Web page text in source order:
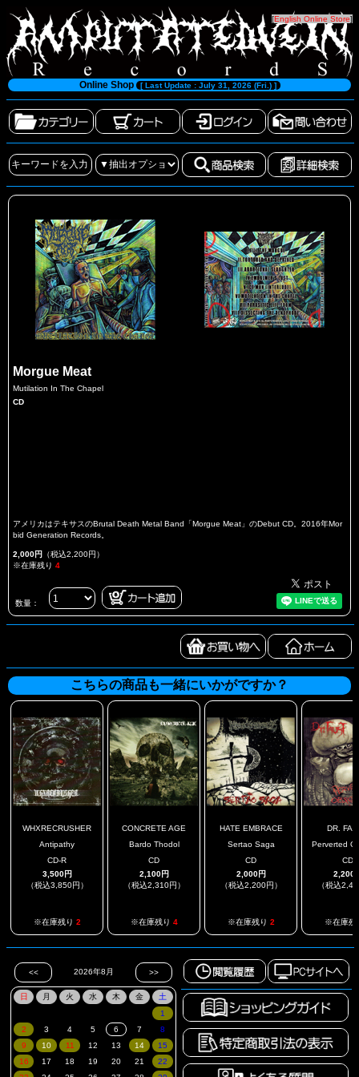
[English Online Store]
Online Shop [ Last Update : July 31, 2026 (Fri.) ]
Morgue Meat
Mutilation In The Chapel
CD
アメリカはテキサスのBrutal Death Metal Band「Morgue Meat」のDebut CD。2016年Mor
bid Generation Records。
2,000円 （税込2,200円）
※在庫残り 4
数量：
こちらの商品も一緒にいかがですか？
WHXRECRUSHER
Antipathy
CD-R
3,500円
（税込3,850円）
※在庫残り 2
CONCRETE AGE
Bardo Thodol
CD
2,100円
（税込2,310円）
※在庫残り 4
HATE EMBRACE
Sertao Saga
CD
2,000円
（税込2,200円）
※在庫残り 2
DR.
Perverted
CD
2,200
（税込
※在庫残